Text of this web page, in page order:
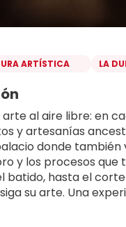
ARTÍSTICA LA
arte al aire libre: en
y artesanías
donde
y los procesos que
batido, hasta el
su arte. Una